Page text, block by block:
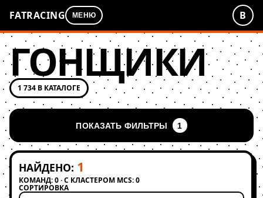
FATRACING МЕНЮ В
ГОНЩИКИ
1 734 В КАТАЛОГЕ
ПОКАЗАТЬ ФИЛЬТРЫ 1
НАЙДЕНО: 1
КОМАНД: 0 · С КЛАСТЕРОМ MCS: 0
СОРТИРОВКА
Применить сортировку